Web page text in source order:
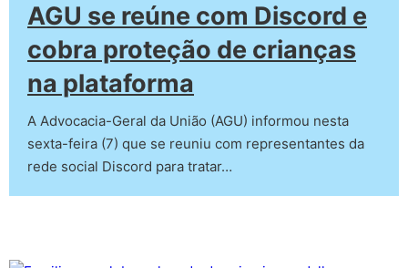
AGU se reúne com Discord e
cobra proteção de crianças
na plataforma
A Advocacia-Geral da União (AGU) informou nesta
sexta-feira (7) que se reuniu com representantes da
rede social Discord para tratar…